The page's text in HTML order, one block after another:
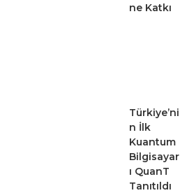
ne Katkı
Türkiye’ni
n İlk
Kuantum
Bilgisayar
ı QuanT
Tanıtıldı